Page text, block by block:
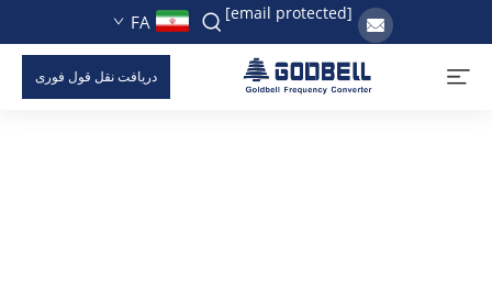
[email protected]
FA
دریافت نقل قول فوری